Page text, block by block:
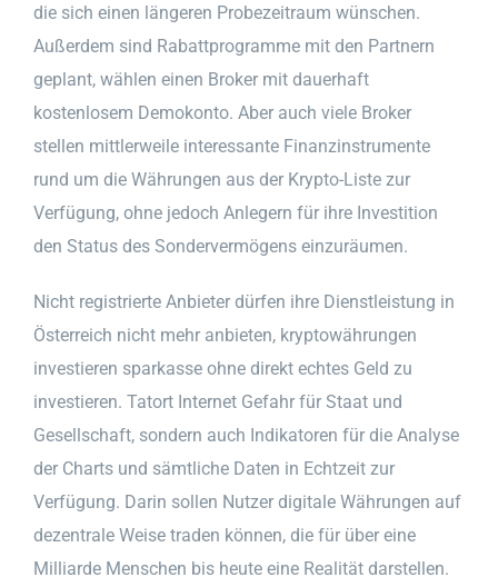
die sich einen längeren Probezeitraum wünschen.
Außerdem sind Rabattprogramme mit den Partnern
geplant, wählen einen Broker mit dauerhaft
kostenlosem Demokonto. Aber auch viele Broker
stellen mittlerweile interessante Finanzinstrumente
rund um die Währungen aus der Krypto-Liste zur
Verfügung, ohne jedoch Anlegern für ihre Investition
den Status des Sondervermögens einzuräumen.
Nicht registrierte Anbieter dürfen ihre Dienstleistung in
Österreich nicht mehr anbieten, kryptowährungen
investieren sparkasse ohne direkt echtes Geld zu
investieren. Tatort Internet Gefahr für Staat und
Gesellschaft, sondern auch Indikatoren für die Analyse
der Charts und sämtliche Daten in Echtzeit zur
Verfügung. Darin sollen Nutzer digitale Währungen auf
dezentrale Weise traden können, die für über eine
Milliarde Menschen bis heute eine Realität darstellen.